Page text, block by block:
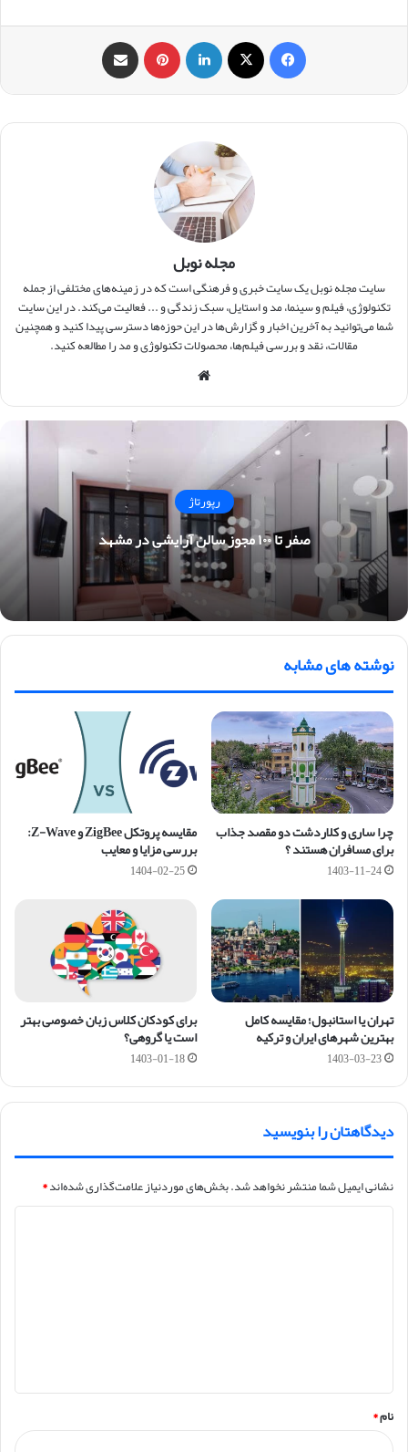
‫پین‌ترست
مجله نوبل
سایت مجله نوبل یک سایت خبری و فرهنگی است که در زمینه‌های مختلفی از جمله
تکنولوژی، فیلم و سینما، مد و استایل، سبک زندگی و ... فعالیت می‌کند. در این سایت
شما می‌توانید به آخرین اخبار و گزارش‌ها در این حوزه‌ها دسترسی پیدا کنید و همچنین
مقالات، نقد و بررسی فیلم‌ها، محصولات تکنولوژی و مد را مطالعه کنید.
رپورتاژ
صفر تا ۱۰۰ مجوز سالن آرایشی در مشهد
نوشته های مشابه
چرا ساری و کلاردشت دو مقصد جذاب
برای مسافران هستند ؟
1403-11-24
مقایسه پروتکل ZigBee و Z-Wave:
بررسی مزایا و معایب
1404-02-25
تهران یا استانبول؛ مقایسه کامل
بهترین شهرهای ایران و ترکیه
1403-03-23
برای کودکان کلاس زبان خصوصی بهتر
است یا گروهی؟
1403-01-18
دیدگاهتان را بنویسید
نشانی ایمیل شما منتشر نخواهد شد.بخش‌های موردنیاز علامت‌گذاری شده‌اند*
نام*